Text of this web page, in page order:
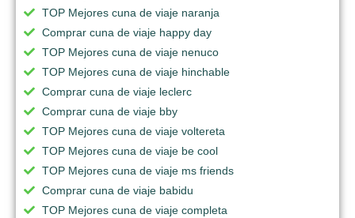
TOP Mejores cuna de viaje naranja
Comprar cuna de viaje happy day
TOP Mejores cuna de viaje nenuco
TOP Mejores cuna de viaje hinchable
Comprar cuna de viaje leclerc
Comprar cuna de viaje bby
TOP Mejores cuna de viaje voltereta
TOP Mejores cuna de viaje be cool
TOP Mejores cuna de viaje ms friends
Comprar cuna de viaje babidu
TOP Mejores cuna de viaje completa